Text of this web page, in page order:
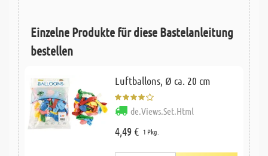
Einzelne Produkte für diese Bastelanleitung
bestellen
Luftballons, Ø ca. 20 cm
de.Views.Set.Html
4,49 € 1 Pkg.